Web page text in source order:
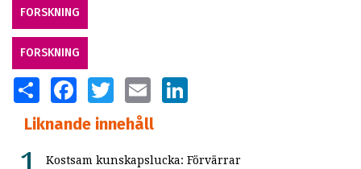
FORSKNING
FORSKNING
SHARE FACEBOOKTWITTER EMAIL
Liknande innehåll
Kostsam kunskapslucka: Förvärrar